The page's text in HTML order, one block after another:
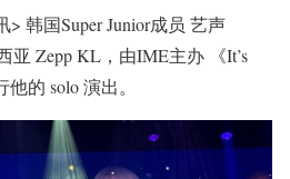
> 韩国Super Junior成员 艺声
亚 Zepp KL，由IME主办 《It’s
的 solo 演出。